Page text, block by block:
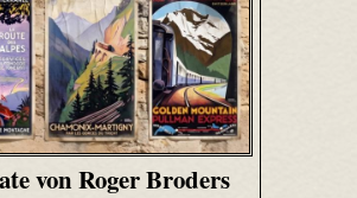
von Roger Broders